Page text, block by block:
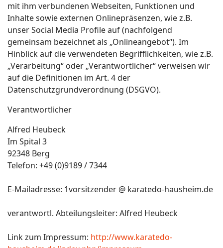
mit ihm verbundenen Webseiten, Funktionen und
Inhalte sowie externen Onlinepräsenzen, wie z.B.
unser Social Media Profile auf (nachfolgend
gemeinsam bezeichnet als „Onlineangebot“). Im
Hinblick auf die verwendeten Begrifflichkeiten, wie z.B.
„Verarbeitung“ oder „Verantwortlicher“ verweisen wir
auf die Definitionen im Art. 4 der
Datenschutzgrundverordnung (DSGVO).
Verantwortlicher
Alfred Heubeck
Im Spital 3
92348 Berg
Telefon: +49 (0)9189 / 7344
E-Mailadresse: 1vorsitzender @ karatedo-hausheim.de
verantwortl. Abteilungsleiter: Alfred Heubeck
Link zum Impressum: http://www.karatedo-